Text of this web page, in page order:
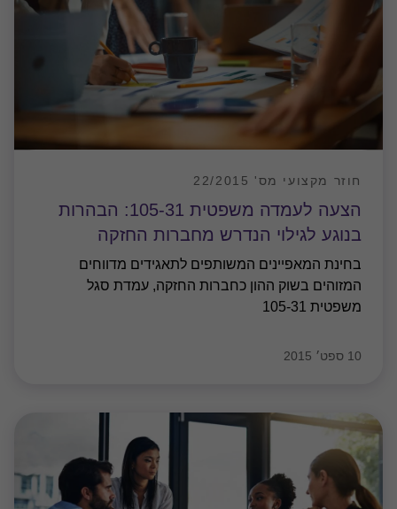
הצעה לעמדה משפטית 105-31: הבהרות
בנוגע לגילוי הנדרש מחברות החזקה
חוזר מקצועי מס' 22/2015
בחינת המאפיינים המשותפים לתאגידים מדווחים
המזוהים בשוק ההון כחברות החזקה, עמדת סגל
משפטית 105-31
10 ספט׳ 2015